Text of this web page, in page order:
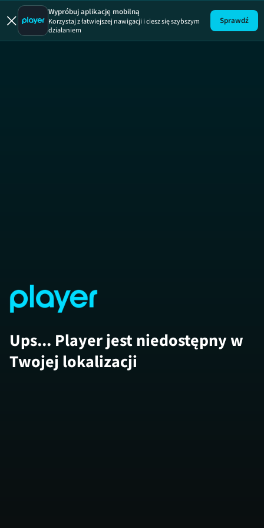
Wypróbuj aplikację mobilną
Korzystaj z łatwiejszej nawigacji i ciesz się szybszym
działaniem
Sprawdź
Ups... Player jest niedostępny w
Twojej lokalizacji